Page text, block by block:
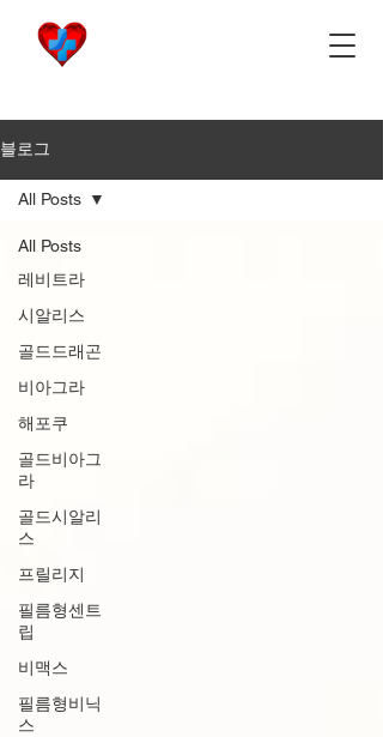
블로그
All Posts
레비트라
시알리스
골드드래곤
비아그라
해포쿠
골드비아그
라
골드시알리
스
프릴리지
필름형센트
립
비맥스
필름형비닉
스
All Posts